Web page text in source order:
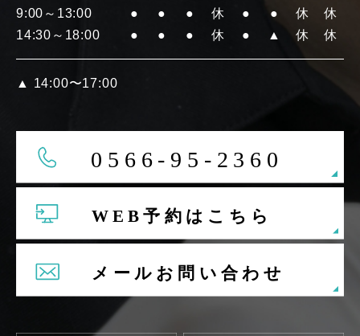
9:00～13:00 ● ● ● 休 ● ● 休
休
14:30～18:00
● ● ● 休 ● ▲ 休 休
▲ 14:00〜17:00